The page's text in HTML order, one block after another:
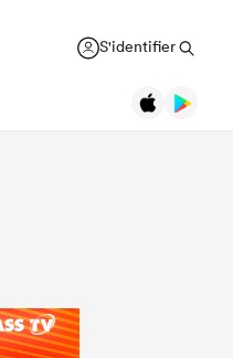
S'identifier